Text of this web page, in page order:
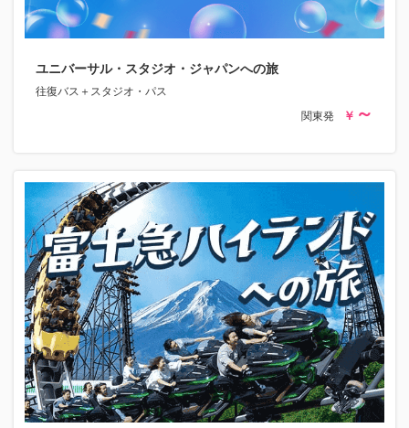
ユニバーサル・スタジオ・ジャパンへの旅
往復バス＋スタジオ・パス
関東発